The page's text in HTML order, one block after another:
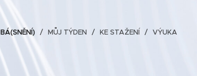
BÁ(SNĚNÍ) MŮJ TÝDEN KE STAŽENÍ VÝUKA